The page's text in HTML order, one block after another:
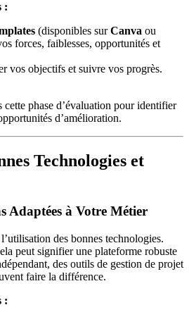
:
(disponibles surCanva ou
forces, faiblesses, opportunités et
vos objectifs et suivre vos progrès.
phase d’évaluation pour identifier
d’amélioration.
Technologies et
Adaptées à Votre Métier
des bonnes technologies.
peut signifier une plateforme robuste
des outils de gestion de projet
faire la différence.
: